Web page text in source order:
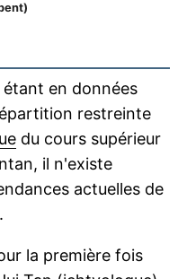
étant en données
restreinte
du cours supérieur
il n'existe
actuelles de
la première fois